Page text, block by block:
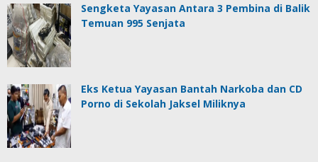
Sengketa Yayasan Antara 3 Pembina di Balik
Temuan 995 Senjata
Eks Ketua Yayasan Bantah Narkoba dan CD
Porno di Sekolah Jaksel Miliknya